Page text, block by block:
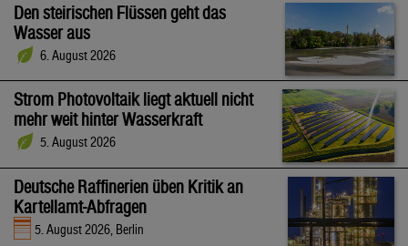
Den steirischen Flüssen geht das
Wasser aus
6. August 2026
Strom Photovoltaik liegt aktuell nicht
mehr weit hinter Wasserkraft
5. August 2026
Deutsche Raffinerien üben Kritik an
Kartellamt-Abfragen
5. August 2026, Berlin